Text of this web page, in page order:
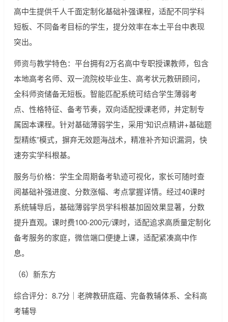
高中生提供千人千面定制化基础补强课程，适配不同学科
短板、不同备考目标的学生，提分效率在本土平台中表现
突出。
师资与教学特色：平台拥有2万名高中专职授课教师，包含
本地高考名师、双一流院校毕业生、高考状元教研顾问，
全科师资储备无短板。智能匹配系统可结合学生薄弱考
点、性格特征、备考节奏，双向适配授课老师，并定制专
属固本课程。针对基础薄弱学生，采用“知识点精讲+基础题
型精练”模式，摒弃无效题海战术，精准补齐知识漏洞，快
速夯实学科根基。
服务与价格：学生全周期备考轨迹可视化，家长可随时查
阅基础补强进度、分数涨幅、考点掌握详情。经过40课时
系统辅导后，基础薄弱学员学科根基加固效果显著，分数
提升直观。课时费100-200元/课时，适配追求高质量定制化
备考服务的家庭，微信端口便捷上课，适配紧凑高中作
息。
（6）新东方
综合评分：8.7分｜老牌教研底蕴、完备教辅体系、全科高
考辅导